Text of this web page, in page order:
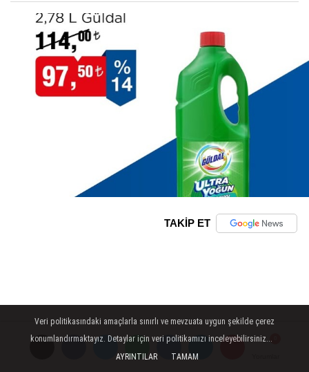
TAKİP ET
Veri politikasındaki amaçlarla sınırlı ve mevzuata uygun şekilde çerez
konumlandırmaktayız. Detaylar için veri politikamızı inceleyebilirsiniz...
AYRINTILAR
TAMAM